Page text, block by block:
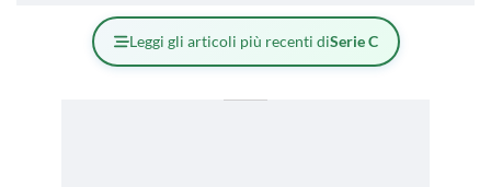
Leggi gli articoli più recenti diSerie C